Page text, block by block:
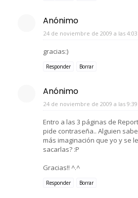
Anónimo
24 de noviembre de 2009 a las 4:03
gracias:)
Responder Borrar
Anónimo
24 de noviembre de 2009 a las 9:39
Entro a las 3 páginas de
pide contraseña.. Alguien
más imaginación que yo y se
sacarlas? :P
Gracias!! ^.^
Responder Borrar